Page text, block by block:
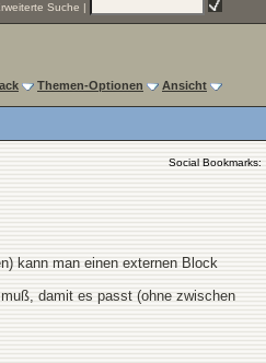
Suche |
Themen-Optionen Ansicht
Social Bookmarks:
kann man einen externen Block
damit es passt (ohne zwischen